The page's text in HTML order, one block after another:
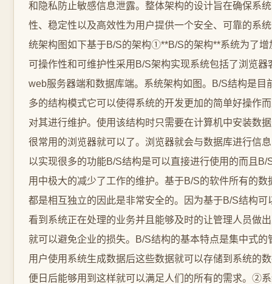
和隐私防止敏感信息泄露。整体架构的设计旨在确保系
性、稳定性以及高效性为用户提供一个安全、可靠的系
统架构图如下基于B/S的架构①**B/S的架构**系统为了增
可操作性和可维护性采用B/S架构实现系统包括了浏览器
web服务器端和数据库端。系统架构如图。B/S结构是目
多的结构模式它可以使得系统的开发更加的简单好操作
对其进行维护。使用该结构时只需要在计算机中安装数
很常用的浏览器就可以了。浏览器就会与数据库进行信
以实现很多的功能B/S结构是可以直接进行使用的而且B/
用中极大的减少了工作的维护。基于B/S的软件所有的数
都是相互独立的因此是非常安全的。因为基于B/S结构可
看到系统正在处理的业务并且能够及时的让管理人员做
就可以避免企业的损失。B/S结构的基本特点是集中式的
用户使用系统生成数据后这些数据就可以存储到系统的
便日后能够用到这样就可以满足人们的所有的需求。②